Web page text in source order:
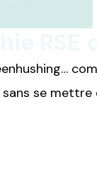
sans se mettre